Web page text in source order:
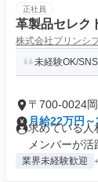
正社員
革製品セレク
株式会社プリンシ
未経験OK/
〒700-0024
月給22万円
求めている人
メンバーが活
業界未経験歓迎